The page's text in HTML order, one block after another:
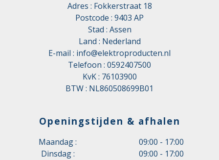
Adres : Fokkerstraat 18
Postcode : 9403 AP
Stad : Assen
Land : Nederland
E-mail : info@elektroproducten.nl
Telefoon : 0592407500
KvK : 76103900
BTW : NL860508699B01
Openingstijden & afhalen
Maandag :
09:00 - 17:00
Dinsdag :
09:00 - 17:00